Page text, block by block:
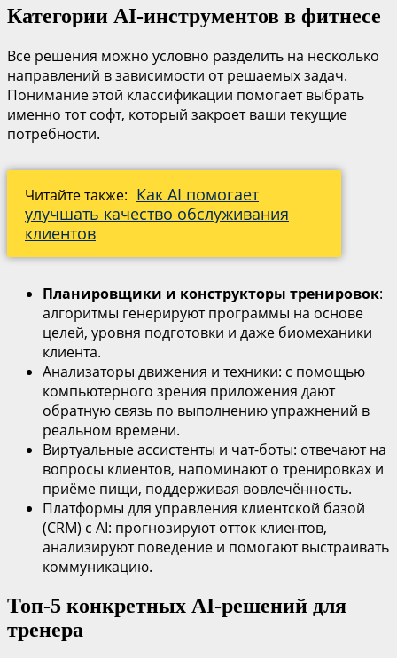
Категории AI-инструментов в фитнесе
Все решения можно условно разделить на несколько
направлений в зависимости от решаемых задач.
Понимание этой классификации помогает выбрать
именно тот софт, который закроет ваши текущие
потребности.
Читайте также: Как AI помогает
улучшать качество обслуживания
клиентов
Планировщики и конструкторы тренировок:
алгоритмы генерируют программы на основе
целей, уровня подготовки и даже биомеханики
клиента.
Анализаторы движения и техники: с помощью
компьютерного зрения приложения дают
обратную связь по выполнению упражнений в
реальном времени.
Виртуальные ассистенты и чат-боты: отвечают на
вопросы клиентов, напоминают о тренировках и
приёме пищи, поддерживая вовлечённость.
Платформы для управления клиентской базой
(CRM) с AI: прогнозируют отток клиентов,
анализируют поведение и помогают выстраивать
коммуникацию.
Топ-5 конкретных AI-решений для
тренера